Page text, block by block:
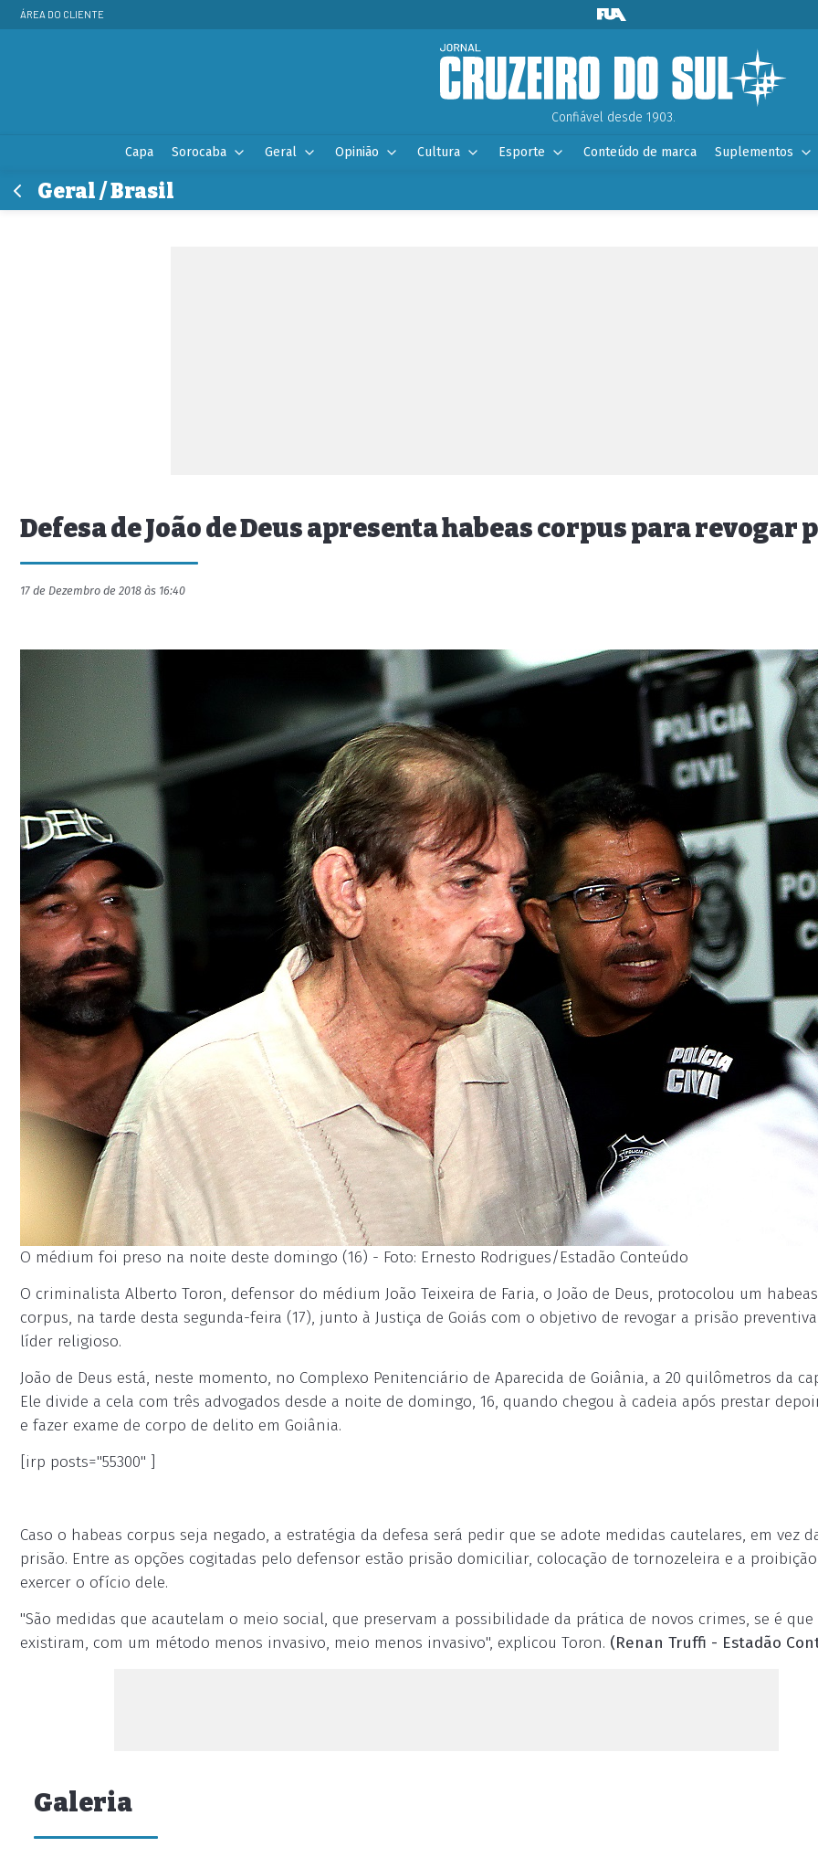
ÁREA DO CLIENTE
Confiável desde 1903.
Capa Sorocaba Geral Opinião Cultura Esporte Conteúdo de marca Suplementos
Geral / Brasil
Defesa de João de Deus apresenta habeas corpus para revogar
17 de Dezembro de 2018 às 16:40
O médium foi preso na noite deste domingo (16) - Foto: Ernesto Rodrigues/Estadão Conteúdo
O criminalista Alberto Toron, defensor do médium João Teixeira de Faria, o João de Deus, protocolou um habeas
corpus, na tarde desta segunda-feira (17), junto à Justiça de Goiás com o objetivo de revogar a prisão
líder religioso.
João de Deus está, neste momento, no Complexo Penitenciário de Aparecida de Goiânia, a 20 quilômetros da
Ele divide a cela com três advogados desde a noite de domingo, 16, quando chegou à cadeia após prestar
e fazer exame de corpo de delito em Goiânia.
[irp posts="55300" ]
Caso o habeas corpus seja negado, a estratégia da defesa será pedir que se adote medidas cautelares, em vez
prisão. Entre as opções cogitadas pelo defensor estão prisão domiciliar, colocação de tornozeleira e a
exercer o ofício dele.
"São medidas que acautelam o meio social, que preservam a possibilidade da prática de novos crimes, se é que
existiram, com um método menos invasivo, meio menos invasivo", explicou Toron. (Renan Truffi - Estadão
Galeria